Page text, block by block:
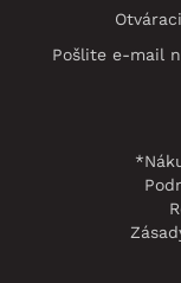
Pošlite e-mail